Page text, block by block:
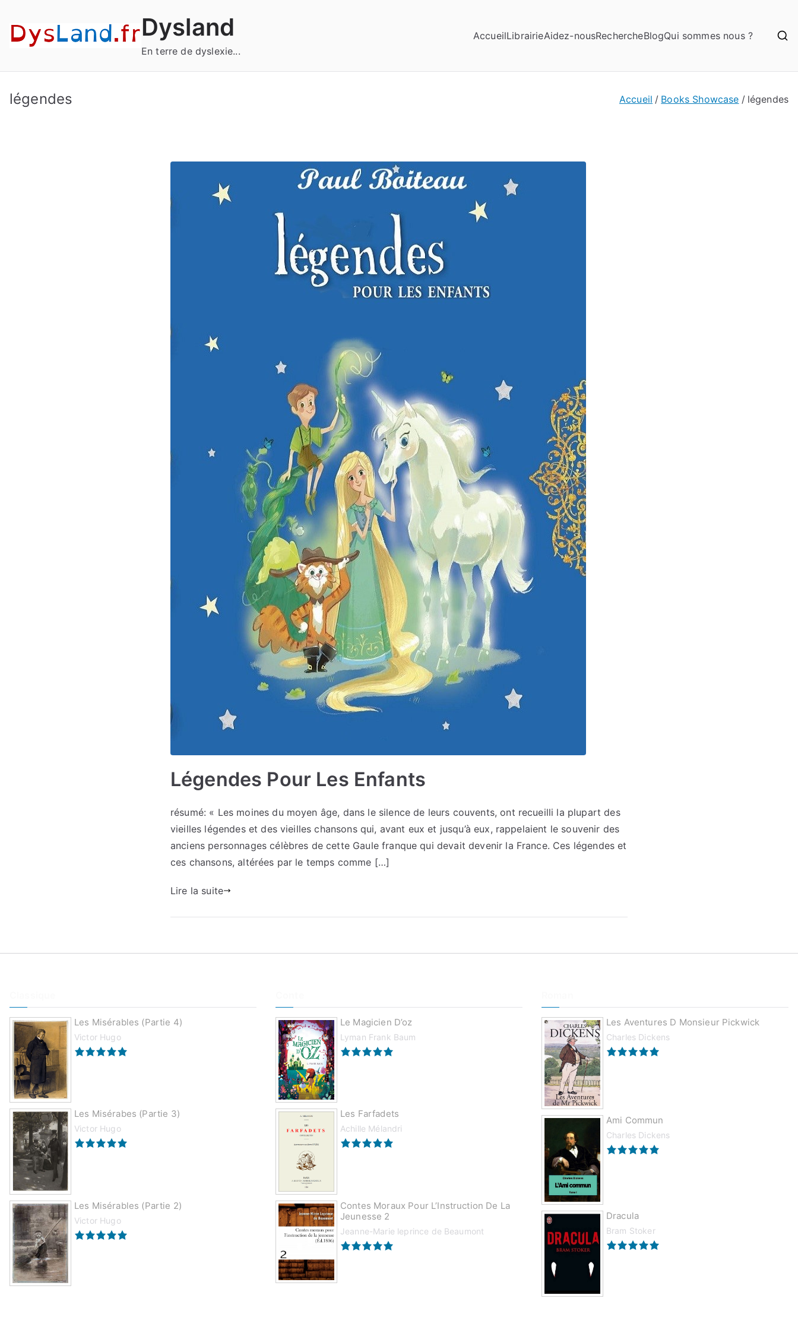
contenu
Dysland
En terre de dyslexie...
AccueilLibrairieAidez-nousRechercheBlogQui sommes nous ?
légendes Accueil Books Showcase légendes
Légendes Pour Les Enfants
résumé: « Les moines du moyen âge, dans le silence de leurs couvents, ont recueilli la plupart des
vieilles légendes et des vieilles chansons qui, avant eux et jusqu’à eux, rappelaient le souvenir des
anciens personnages célèbres de cette Gaule franque qui devait devenir la France. Ces légendes et
ces chansons, altérées par le temps comme […]
Lire la suite
Les Misérables (partie 4)
Victor Hugo
Les Misérabes (partie 3)
Victor Hugo
Les Misérables (partie 2)
Victor Hugo
Le Magicien D’oz
Lyman Frank Baum
Les Farfadets
Achille Mélandri
Contes Moraux Pour L’Instruction De La
Jeunesse 2
Jeanne-Marie leprince de Beaumont
Les Aventures D Monsieur Pickwick
Charles Dickens
Ami Commun
Charles Dickens
Dracula
Bram Stoker